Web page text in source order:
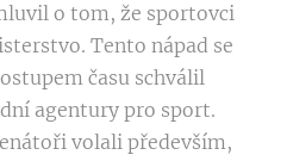
o tom, že sportovci
Tento nápad se
času schválil
agentury pro sport.
volali především,